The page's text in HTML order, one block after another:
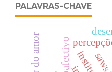
PALAVRAS-CHAVE
saws